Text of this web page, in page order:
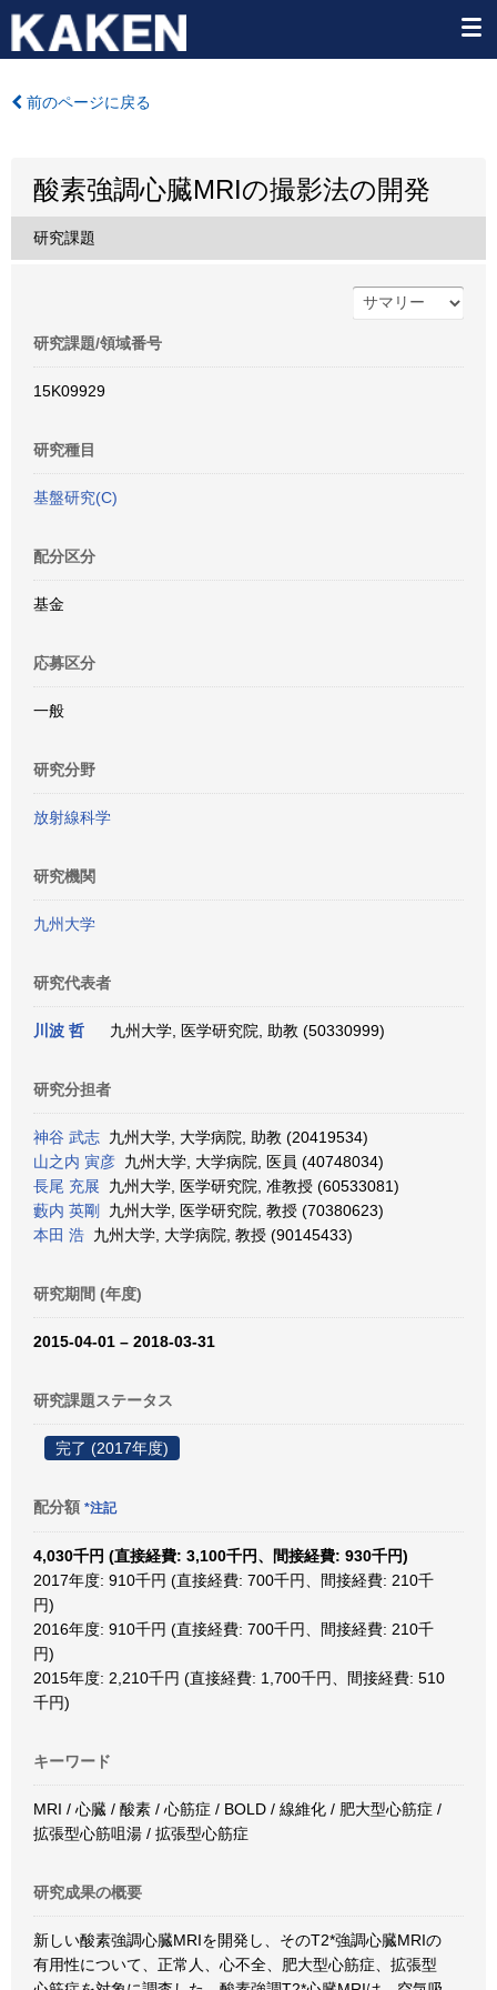
前のページに戻る
酸素強調心臓MRIの撮影法の開発
研究課題
研究課題/領域番号
15K09929
研究種目
基盤研究(C)
配分区分
基金
応募区分
一般
研究分野
放射線科学
研究機関
九州大学
研究代表者
川波 哲 九州大学, 医学研究院, 助教 (50330999)
研究分担者
神谷 武志 九州大学, 大学病院, 助教 (20419534)
山之内 寅彦 九州大学, 大学病院, 医員 (40748034)
長尾 充展 九州大学, 医学研究院, 准教授 (60533081)
藪内 英剛
九州大学, 医学研究院, 教授 (70380623)
本田 浩 九州大学, 大学病院, 教授 (90145433)
研究期間 (年度)
2015-04-01 – 2018-03-31
研究課題ステータス
完了 (2017年度)
配分額 *注記
4,030千円 (直接経費: 3,100千円、間接経費: 930千円)
2017年度: 910千円 (直接経費: 700千円、間接経費: 210千
円)
2016年度: 910千円 (直接経費: 700千円、間接経費: 210千
円)
2015年度: 2,210千円 (直接経費: 1,700千円、間接経費: 510
千円)
キーワード
MRI / 心臓 / 酸素 / 心筋症 / BOLD / 線維化 / 肥大型心筋症 /
拡張型心筋咀湯 / 拡張型心筋症
研究成果の概要
新しい酸素強調心臓MRIを開発し、そのT2*強調心臓MRIの
有用性について、正常人、心不全、肥大型心筋症、拡張型